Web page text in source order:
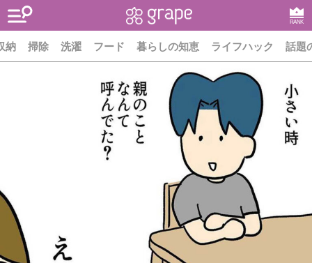
RANK
納 掃除 洗濯 フード 暮らしの知恵 ライフハック 話題